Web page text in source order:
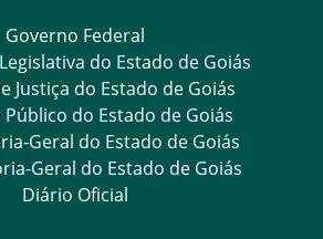
Governo Federal
do Estado de Goiás
Justiça do Estado de Goiás
do Estado de Goiás
Geral do Estado de Goiás
Geral do Estado de Goiás
Diário Oficial